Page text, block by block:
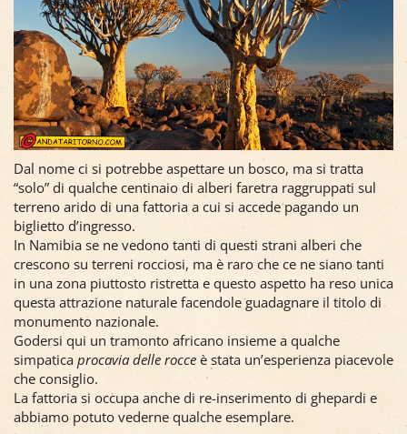
Dal nome ci si potrebbe aspettare un bosco, ma si tratta
“solo” di qualche centinaio di alberi faretra raggruppati sul
terreno arido di una fattoria a cui si accede pagando un
biglietto d’ingresso.
In Namibia se ne vedono tanti di questi strani alberi che
crescono su terreni rocciosi, ma è raro che ce ne siano tanti
in una zona piuttosto ristretta e questo aspetto ha reso unica
questa attrazione naturale facendole guadagnare il titolo di
monumento nazionale.
Godersi qui un tramonto africano insieme a qualche
simpatica procavia delle rocce è stata un’esperienza piacevole
che consiglio.
La fattoria si occupa anche di re-inserimento di ghepardi e
abbiamo potuto vederne qualche esemplare.